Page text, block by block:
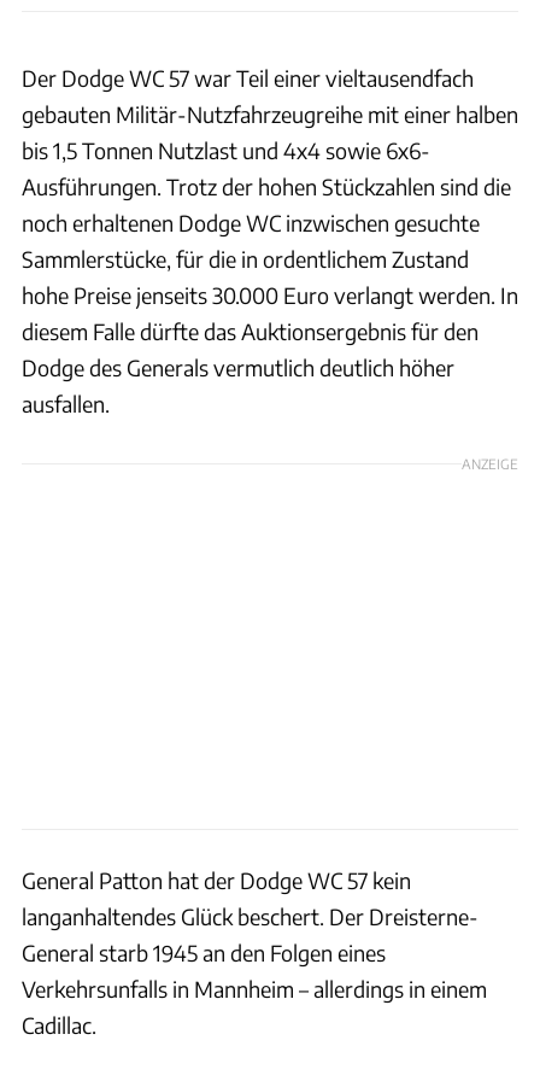
Der Dodge WC 57 war Teil einer vieltausendfach
gebauten Militär-Nutzfahrzeugreihe mit einer halben
bis 1,5 Tonnen Nutzlast und 4x4 sowie 6x6-
Ausführungen. Trotz der hohen Stückzahlen sind die
noch erhaltenen Dodge WC inzwischen gesuchte
Sammlerstücke, für die in ordentlichem Zustand
hohe Preise jenseits 30.000 Euro verlangt werden. In
diesem Falle dürfte das Auktionsergebnis für den
Dodge des Generals vermutlich deutlich höher
ausfallen.
ANZEIGE
General Patton hat der Dodge WC 57 kein
langanhaltendes Glück beschert. Der Dreisterne-
General starb 1945 an den Folgen eines
Verkehrsunfalls in Mannheim – allerdings in einem
Cadillac.